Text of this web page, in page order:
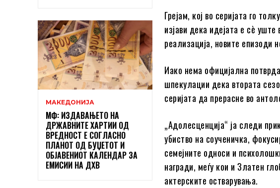
МАКЕДОНИЈА
МФ: ИЗДАВАЊЕТО НА
ДРЖАВНИТЕ ХАРТИИ ОД
ВРЕДНОСТ Е СОГЛАСНО
ПЛАНОТ ОД БУЏЕТОТ И
ОБЈАВЕНИОТ КАЛЕНДАР ЗА
ЕМИСИИ НА ДХВ
Грејам, кој во серијата го
изјави дека идејата е сè
реализација, новите епизоди
Иако нема официјална
шпекулации дека втората
серијата да прерасне во
„Адолесценција“ ја следи
убиство на соученичка,
семејните односи и
награди, меѓу кои и Златен
актерските остварувања.